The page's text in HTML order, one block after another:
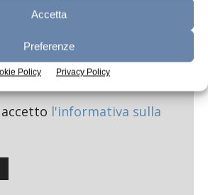
Accetta
Preferenze
Policy Privacy Policy
l'informativa sulla